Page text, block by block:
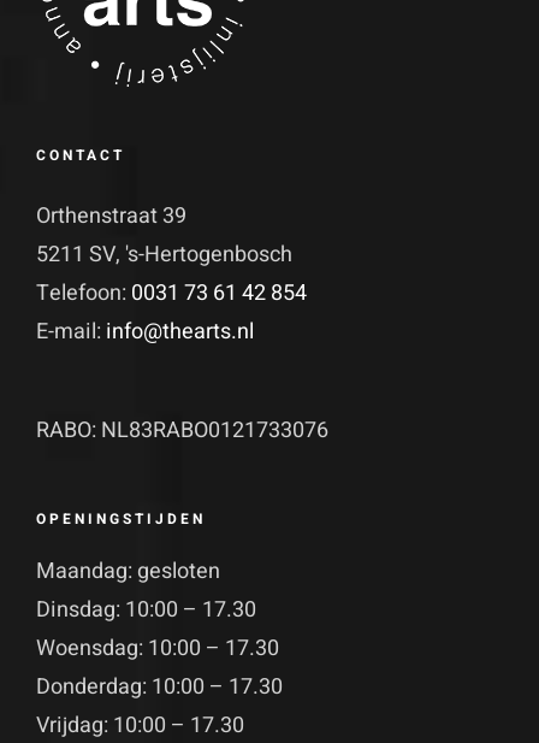
CONTACT
Orthenstraat 39
5211 SV, 's-Hertogenbosch
Telefoon: 0031 73 61 42 854
E-mail: info@thearts.nl
RABO: NL83RABO0121733076
OPENINGSTIJDEN
Maandag: gesloten
Dinsdag: 10:00 – 17.30
Woensdag: 10:00 – 17.30
Donderdag: 10:00 – 17.30
Vrijdag: 10:00 – 17.30